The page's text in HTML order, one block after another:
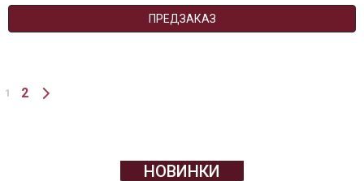
ПРЕДЗАКАЗ
1 2
НОВИНКИ